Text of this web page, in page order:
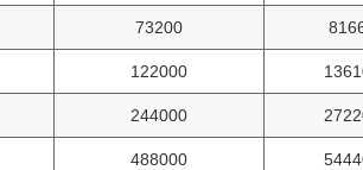
73200
122000
244000
488000